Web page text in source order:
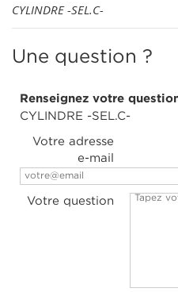
CYLINDRE -SEL.C-
Une question ?
Renseignez votre
CYLINDRE -SEL.C-
Votre adresse
e-mail
Votre question